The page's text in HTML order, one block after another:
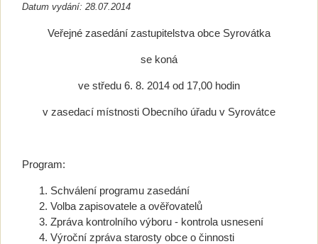
Datum vydání: 28.07.2014
Veřejné zasedání zastupitelstva obce Syrovátka
se koná
ve středu 6. 8. 2014 od 17,00 hodin
v zasedací místnosti Obecního úřadu v Syrovátce
Program:
Schválení programu zasedání
Volba zapisovatele a ověřovatelů
Zpráva kontrolního výboru - kontrola usnesení
Výroční zpráva starosty obce o činnosti